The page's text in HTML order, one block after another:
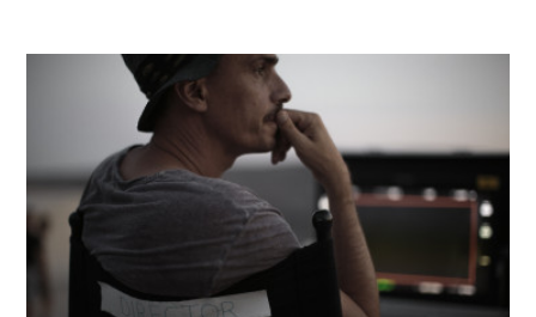
światy
–
nawet
na